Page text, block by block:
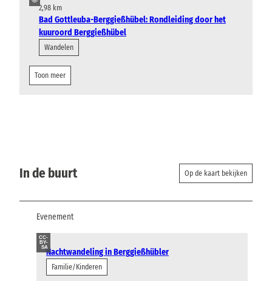
2,98 km
Bad Gottleuba-Berggießhübel: Rondleiding door het
kuuroord Berggießhübel
Wandelen
Toon meer
In de buurt Op de kaart bekijken
Evenement
CC-
BY-
SANachtwandeling in Berggießhübler
Familie/Kinderen